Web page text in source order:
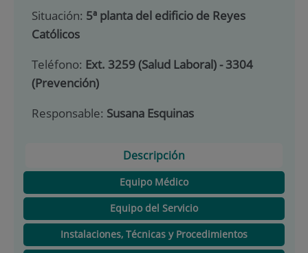
Situación: 5ª planta del edificio de Reyes
Católicos
Teléfono: Ext. 3259 (Salud Laboral) - 3304
(Prevención)
Responsable: Susana Esquinas
Descripción
Equipo Médico
Equipo del Servicio
Instalaciones, Técnicas y Procedimientos